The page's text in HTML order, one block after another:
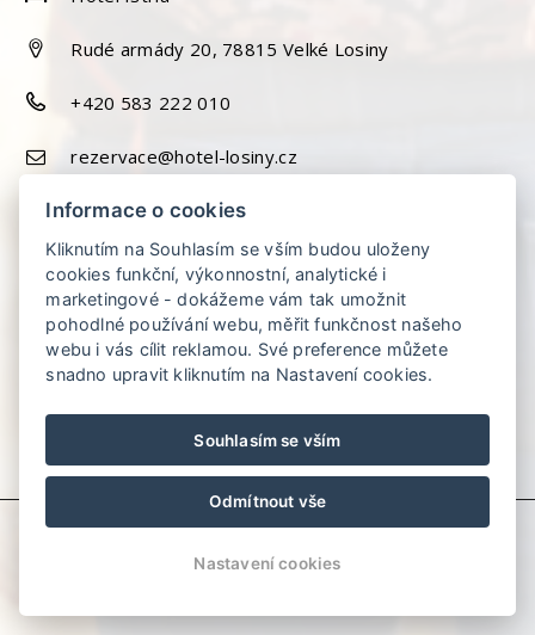
Rudé armády 20, 78815 Velké Losiny
+420 583 222 010
rezervace@hotel-losiny.cz
Informace o cookies
Kliknutím na Souhlasím se vším budou uloženy
cookies funkční, výkonnostní, analytické i
marketingové - dokážeme vám tak umožnit
pohodlné používání webu, měřit funkčnost našeho
webu i vás cílit reklamou. Své preference můžete
snadno upravit kliknutím na Nastavení cookies.
Souhlasím se vším
Odmítnout vše
Nastavení cookies